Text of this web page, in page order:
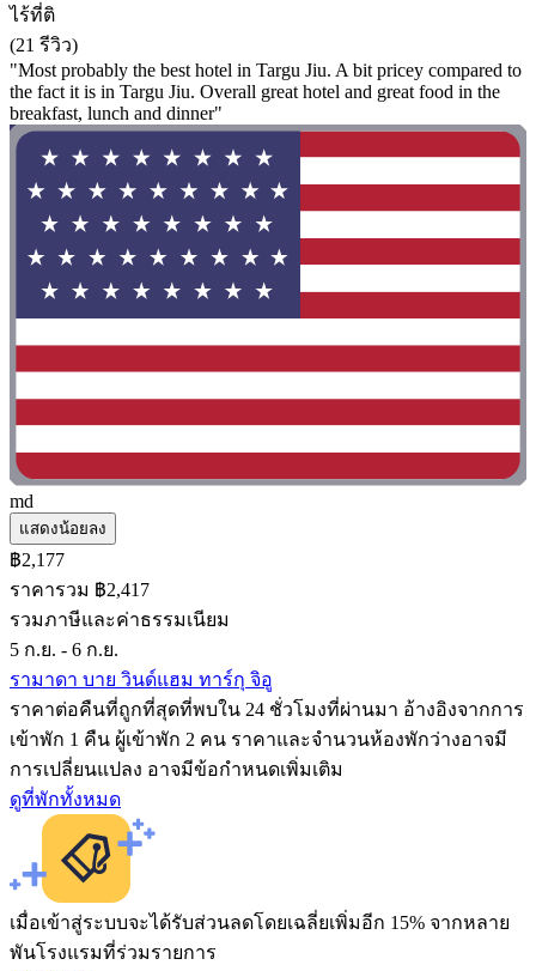
ไร้ที่ติ
(21 รีวิว)
"Most probably the best hotel in Targu Jiu. A bit pricey compared to
the fact it is in Targu Jiu. Overall great hotel and great food in the
breakfast, lunch and dinner"
md
แสดงน้อยลง
฿2,177
ราคารวม ฿2,417
รวมภาษีและค่าธรรมเนียม
5 ก.ย. - 6 ก.ย.
รามาดา บาย วินด์แฮม ทาร์กุ จิอู
ราคาต่อคืนที่ถูกที่สุดที่พบใน 24 ชั่วโมงที่ผ่านมา อ้างอิงจากการ
เข้าพัก 1 คืน ผู้เข้าพัก 2 คน ราคาและจำนวนห้องพักว่างอาจมี
การเปลี่ยนแปลง อาจมีข้อกำหนดเพิ่มเติม
ดูที่พักทั้งหมด
เมื่อเข้าสู่ระบบจะได้รับส่วนลดโดยเฉลี่ยเพิ่มอีก 15% จากหลาย
พันโรงแรมที่ร่วมรายการ